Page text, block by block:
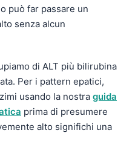
può far passare un
senza alcun
di ALT più bilirubina
Per i pattern epatici,
usando la nostra guida
prima di presumere
alto significhi una